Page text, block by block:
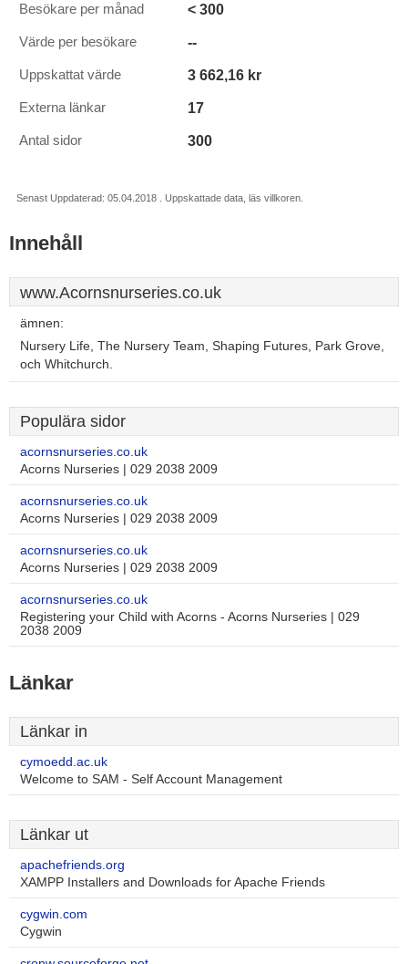
Besökare per månad < 300
Värde per besökare --
Uppskattat värde 3 662,16 kr
Externa länkar 17
Antal sidor 300
Senast Uppdaterad: 05.04.2018 . Uppskattade data, läs villkoren.
Innehåll
www.Acornsnurseries.co.uk
ämnen:
Nursery Life, The Nursery Team, Shaping Futures, Park Grove,
och Whitchurch.
Populära sidor
acornsnurseries.co.uk
Acorns Nurseries | 029 2038 2009
acornsnurseries.co.uk
Acorns Nurseries | 029 2038 2009
acornsnurseries.co.uk
Acorns Nurseries | 029 2038 2009
acornsnurseries.co.uk
Registering your Child with Acorns - Acorns Nurseries | 029
2038 2009
Länkar
Länkar in
cymoedd.ac.uk
Welcome to SAM - Self Account Management
Länkar ut
apachefriends.org
XAMPP Installers and Downloads for Apache Friends
cygwin.com
Cygwin